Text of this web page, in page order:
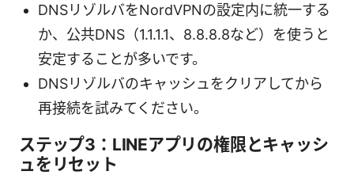
DNSリゾルバをNordVPNの設定内に統一する
か、公共DNS（1.1.1.1、8.8.8.8など）を使うと
安定することが多いです。
DNSリゾルバのキャッシュをクリアしてから
再接続を試みてください。
ステップ3：LINEアプリの権限とキャッシ
ュをリセット